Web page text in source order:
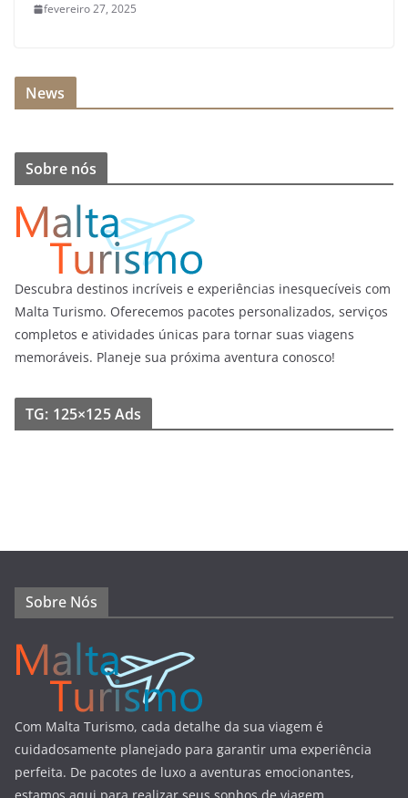
fevereiro 27, 2025
News
Sobre nós
Descubra destinos incríveis e experiências inesquecíveis com
Malta Turismo. Oferecemos pacotes personalizados, serviços
completos e atividades únicas para tornar suas viagens
memoráveis. Planeje sua próxima aventura conosco!
TG: 125×125 Ads
Sobre Nós
Com Malta Turismo, cada detalhe da sua viagem é
cuidadosamente planejado para garantir uma experiência
perfeita. De pacotes de luxo a aventuras emocionantes,